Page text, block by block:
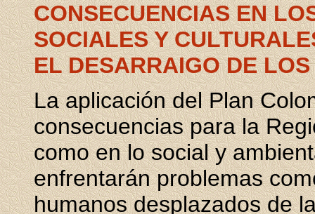
CONSECUENCIAS EN
SOCIALES Y
EL DESARRAIGO DE
La aplicación del Plan
consecuencias para la
como en lo social y
enfrentarán problemas
humanos desplazados de